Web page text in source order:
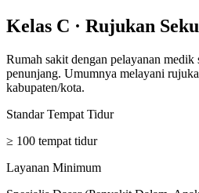
Kelas C · Rujukan
Rumah sakit dengan pelayanan medik
penunjang. Umumnya melayani
kabupaten/kota.
Standar Tempat Tidur
≥ 100 tempat tidur
Layanan Minimum